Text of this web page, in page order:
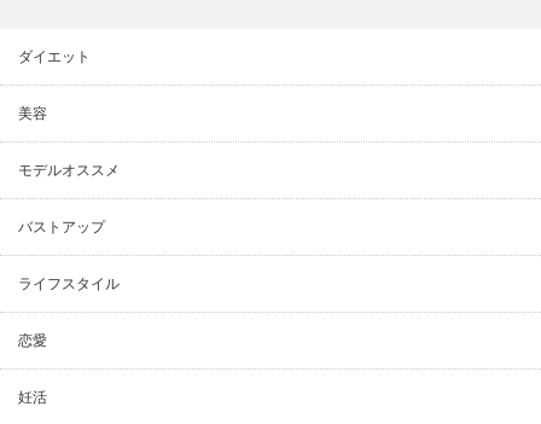
ダイエット
美容
モデルオススメ
バストアップ
ライフスタイル
恋愛
妊活